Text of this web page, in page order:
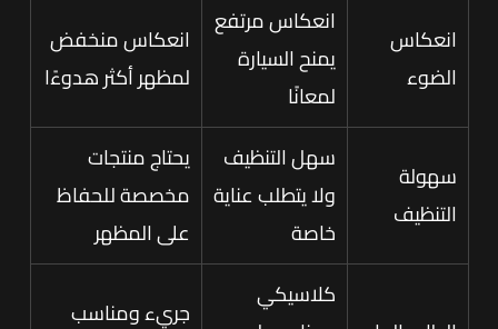
انعكاس
الضوء
انعكاس مرتفع
يمنح السيارة
لمعانًا
انعكاس منخفض
لمظهر أكثر هدوءًا
سهولة
التنظيف
سهل التنظيف
ولا يتطلب عناية
خاصة
يحتاج منتجات
مخصصة للحفاظ
على المظهر
كلاسيكي
جريء ومناسب